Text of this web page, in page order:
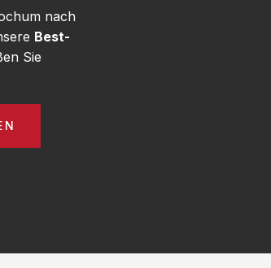
nach
Best-
Sie